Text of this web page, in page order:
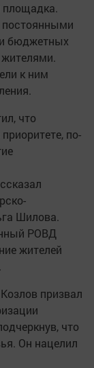
площадка.
бюджетных
к ним
что
по-
Шилова.
РОВД
жителей
призвал
что
Он нацелил